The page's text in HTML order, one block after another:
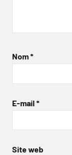
Nom*
E-mail *
Site web